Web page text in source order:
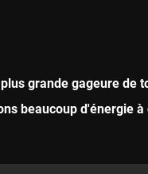
grande gageure de
beaucoup d'énergie